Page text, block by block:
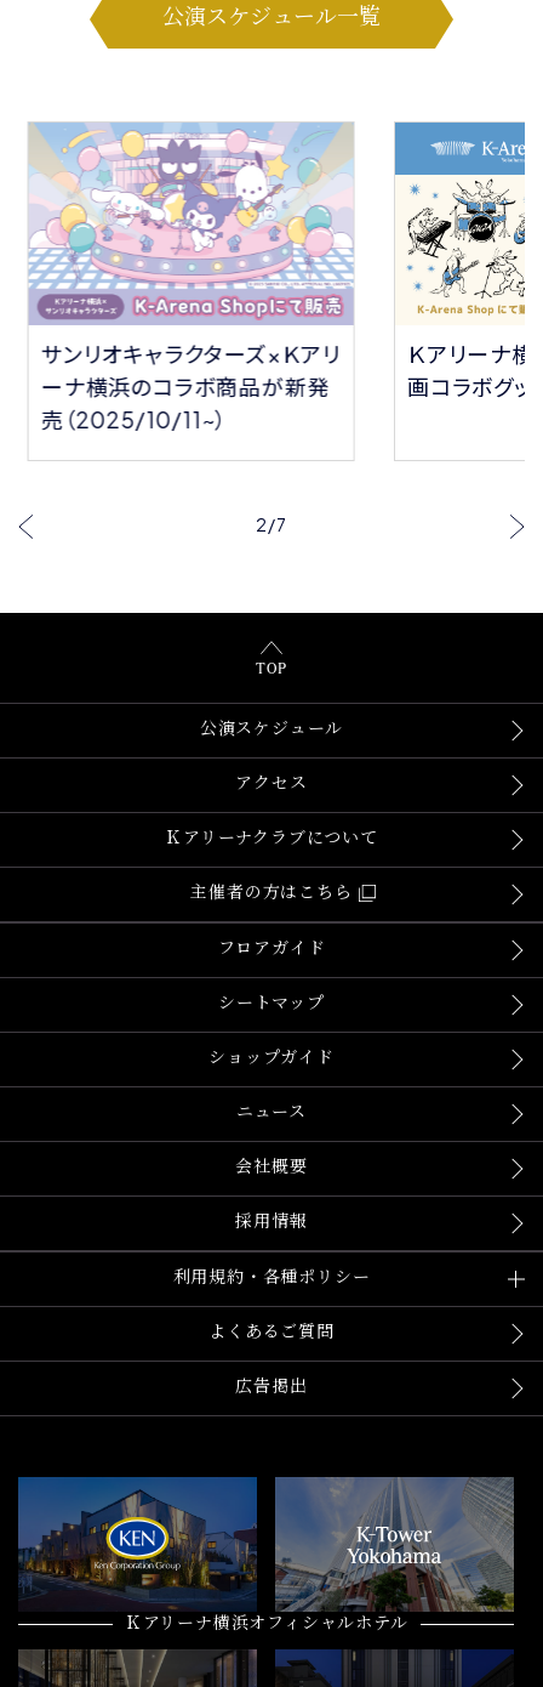
公演スケジュール一覧
サンリオキャラクターズ×Ｋアリ
ーナ横浜のコラボ商品が新発
売（2025/10/11~）
Ｋアリーナ
画コラボグッ
2/7
TOP
公演スケジュール
アクセス
Ｋアリーナクラブについて
主催者の方はこちら
フロアガイド
シートマップ
ショップガイド
ニュース
会社概要
採用情報
利用規約・各種ポリシー
よくあるご質問
広告掲出
Ｋアリーナ横浜オフィシャルホテル